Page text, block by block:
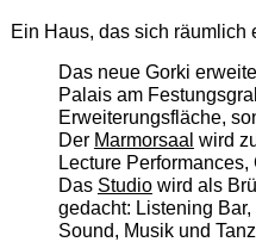
Ein Haus, das sich räumlich
Das neue Gorki
Palais am
Erweiterungsfläche,
Der Marmorsaal wird
Lecture
Das Studiowird als
gedacht: Listening
Sound, Musik und